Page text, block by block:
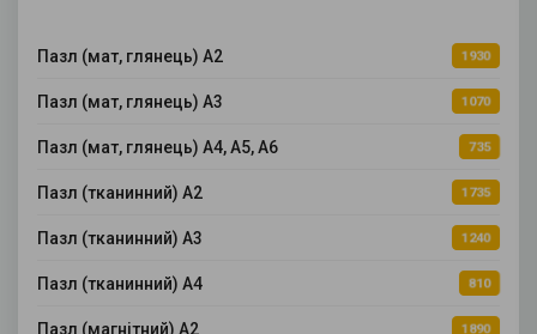
Пазл (мат, глянець) А2 1930
Пазл (мат, глянець) А3 1070
Пазл (мат, глянець) А4, А5, А6 735
Пазл (тканинний) А2 1735
Пазл (тканинний) А3 1240
Пазл (тканинний) А4 810
Пазл (магнітний) А2 1890